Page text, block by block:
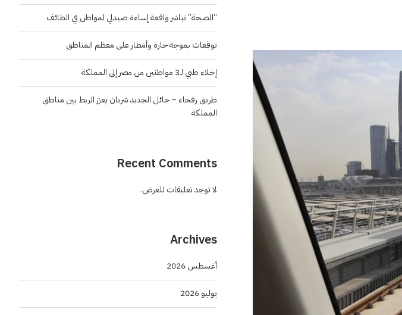
“الصحة” تباشر واقعة إساءة صيدلي لمواطن في الطائف
توقعات بموجة حارة وأمطار على معظم المناطق
إخلاء طبي لـ3 مواطنين من مصر إلى المملكة
طريق رفحاء – حائل الجديد شريان يعزز الربط بين مناطق
المملكة
Recent Comments
لا توجد تعليقات للعرض.
Archives
أغسطس 2026
يوليو 2026